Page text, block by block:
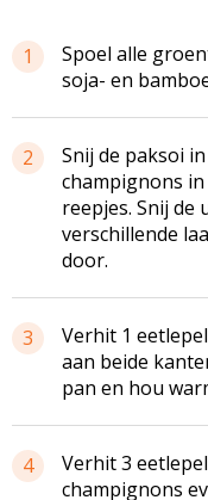
1
Spoel alle
soja- en
2
Snij de paksoi
champignons
reepjes. Snij de
verschillende
door.
3
Verhit 1
aan beide
pan en hou
4
Verhit 3
champignons